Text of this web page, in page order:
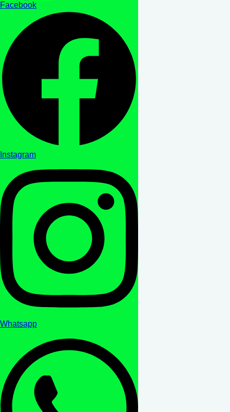
Facebook
Instagram
Whatsapp